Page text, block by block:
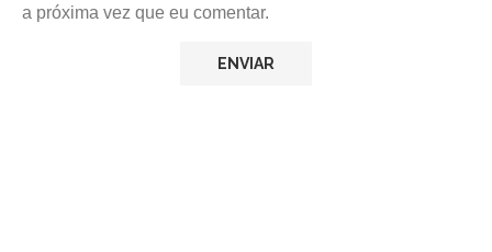
a próxima vez que eu comentar.